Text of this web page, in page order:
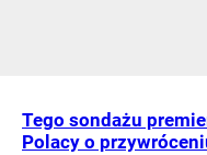
Tego sondażu
Polacy o